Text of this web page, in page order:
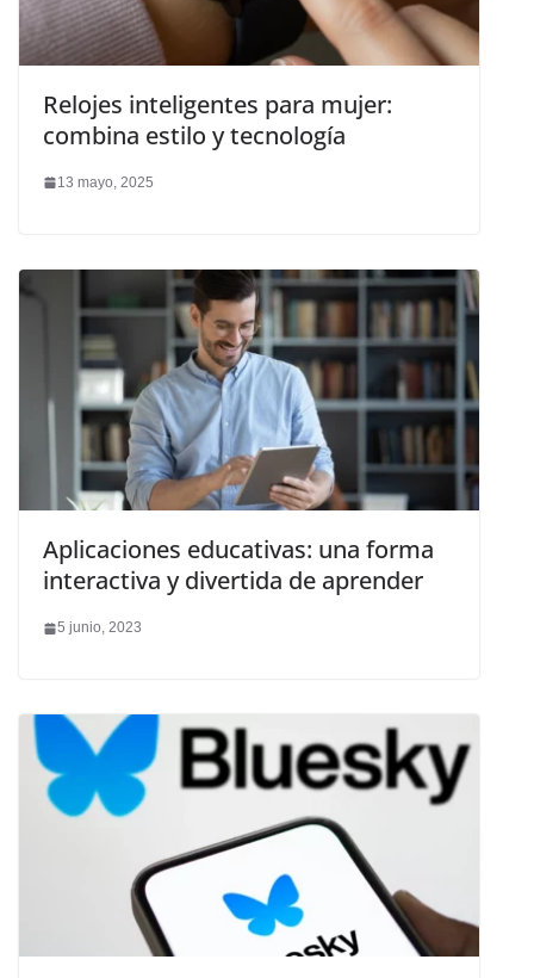
Relojes inteligentes para mujer:
combina estilo y tecnología
13 mayo, 2025
Aplicaciones educativas: una forma
interactiva y divertida de aprender
5 junio, 2023